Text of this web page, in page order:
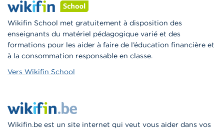
Wikifin School met gratuitement à disposition des
enseignants du matériel pédagogique varié et des
formations pour les aider à faire de l’éducation financière et
à la consommation responsable en classe.
Vers Wikifin School
Wikifin.be est un site internet qui veut vous aider dans vos